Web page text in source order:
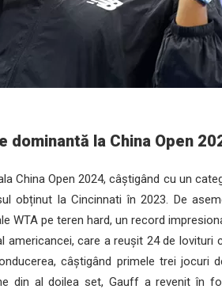
dominantă la China Open
China Open 2024, câștigând cu un
obținut la Cincinnati în 2023. De
WTA pe teren hard, un record
care a reușit 24 de lovituri
câștigând primele trei jocuri
din al doilea set, Gauff a revenit în